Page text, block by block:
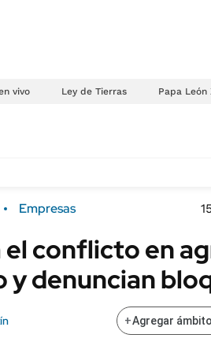
vivo Ley de Tierras Papa León
Sustentabilidad
POLÍTICA
Empresas
el conflicto en
y denuncian
+Agregar